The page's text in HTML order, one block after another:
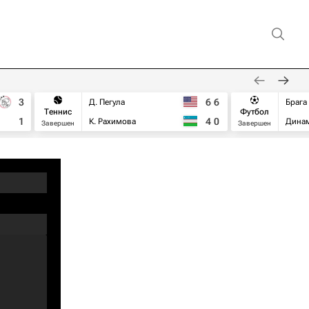
3
1
Теннис
Завершен
Д. Пегула
К. Рахимова
6 6
4 0
Футбол
Завершен
Брага